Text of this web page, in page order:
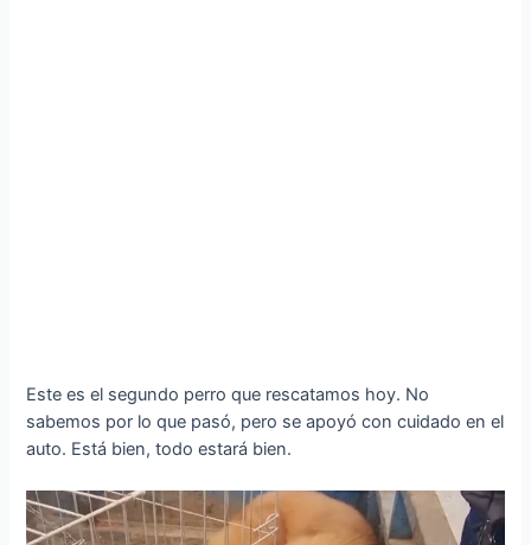
Este es el segundo perro que rescatamos hoy. No
sabemos por lo que pasó, pero se apoyó con cuidado en el
auto. Está bien, todo estará bien.